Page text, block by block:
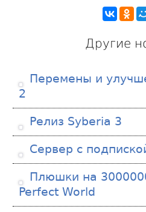
Другие
Перемены и
2
Релиз Syberia 3
Сервер с
Плюшки на
Perfect World